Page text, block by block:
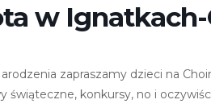
w
zapraszamy dzieci na
świąteczne, konkursy, no i